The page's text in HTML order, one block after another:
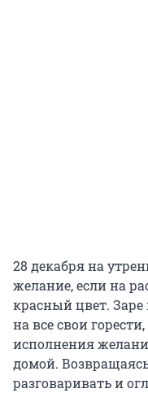
28 декабря на
желание, если на
красный цвет.
на все свои
исполнения
домой.
разговаривать и